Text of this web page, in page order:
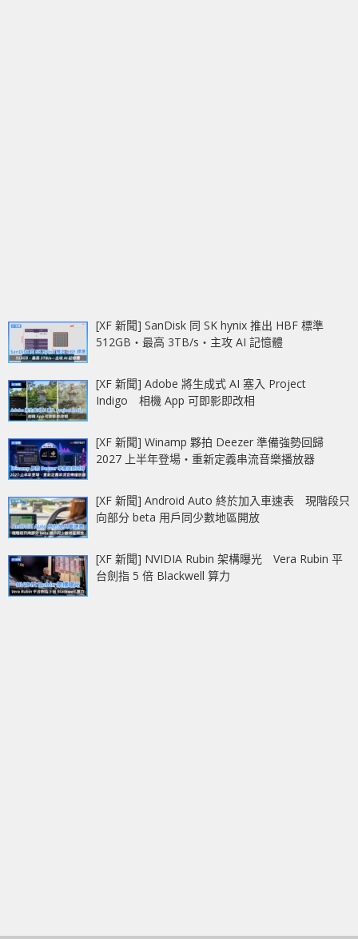
[XF 新聞] SanDisk 同 SK hynix 推出 HBF 標準
512GB‧最高 3TB/s‧主攻 AI 記憶體
[XF 新聞] Adobe 將生成式 AI 塞入 Project
Indigo 相機 App 可即影即改相
[XF 新聞] Winamp 夥拍 Deezer 準備強勢回歸
2027 上半年登場‧重新定義串流音樂播放器
[XF 新聞] Android Auto 終於加入車速表 現階段只
向部分 beta 用戶同少數地區開放
[XF 新聞] NVIDIA Rubin 架構曝光 Vera Rubin 平
台劍指 5 倍 Blackwell 算力